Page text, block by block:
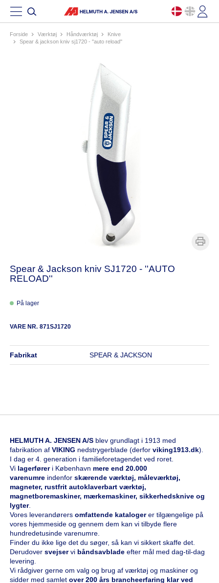
Forside værktøj håndværktøj
knive
spear & jackson kniv sj1720 - ''auto reload''
Spear & Jackson kniv SJ1720 - ''AUTO
RELOAD''
På lager
VARE NR. 871SJ1720
fabrikat SPEAR & JACKSON
HELMUTH A. JENSEN A/S blev grundlagt i 1913 med
fabrikation af VIKING nedstrygerblade (derfor viking1913.dk).
I dag er 4. generation i familieforetagendet ved roret.
Vi lagerfører i København mere end 20.000
varenumre indenfor skærende værktøj, måleværktøj,
magneter, rustfrit autoklaverbart værktøj,
magnetboremaskiner, mærkemaskiner, sikkerhedsknive og
lygter.
Vores leverandørers omfattende katalogerer tilgængelige på
vores hjemmeside og gennem dem kan vi tilbyde flere
hundredetusinde varenumre.
Finder du ikke lige det du søger, så kan vi sikkert skaffe det.
Derudover svejservi båndsavblade efter mål med dag-til-dag
levering.
Vi rådgiver gerne om valg og brug af værktøj og maskiner og
sidder med samlet over 200 års brancheerfaring klar ved